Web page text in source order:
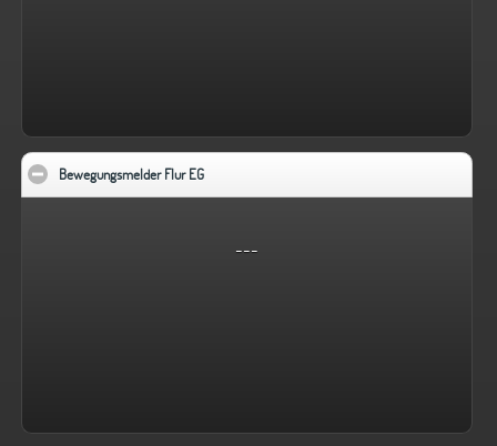
Bewegungsmelder Flur EGclick to collapse contents
---